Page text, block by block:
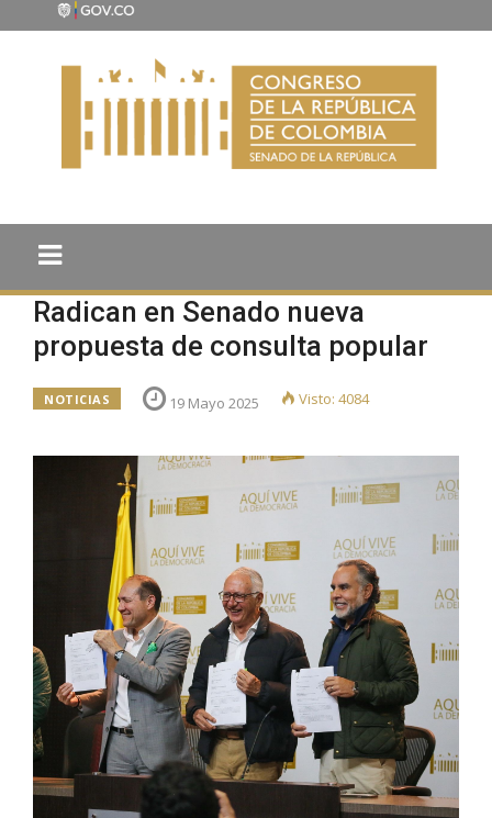
Radican en Senado nueva
propuesta de consulta popular
NOTICIAS 19 Mayo 2025 Visto: 4084